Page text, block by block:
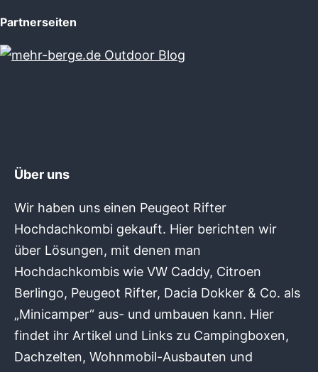
Partnerseiten
Über uns
Wir haben uns einen Peugeot Rifter
Hochdachkombi gekauft. Hier berichten wir
über Lösungen, mit denen man
Hochdachkombis wie VW Caddy, Citroen
Berlingo, Peugeot Rifter, Dacia Dokker & Co. als
„Minicamper“ aus- und umbauen kann. Hier
findet ihr Artikel und Links zu Campingboxen,
Dachzelten, Wohnmobil-Ausbauten und